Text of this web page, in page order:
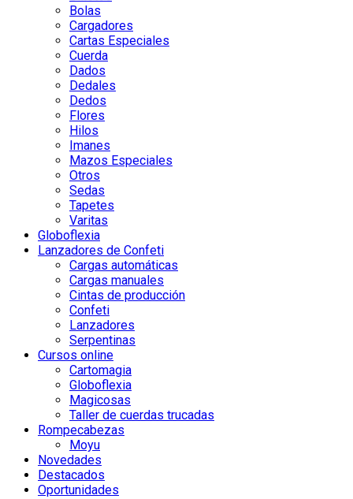
Bolas
Cargadores
Cartas Especiales
Cuerda
Dados
Dedales
Dedos
Flores
Hilos
Imanes
Mazos Especiales
Otros
Sedas
Tapetes
Varitas
Globoflexia
Lanzadores de Confeti
Cargas automáticas
Cargas manuales
Cintas de producción
Confeti
Lanzadores
Serpentinas
Cursos online
Cartomagia
Globoflexia
Magicosas
Taller de cuerdas trucadas
Rompecabezas
Moyu
Novedades
Destacados
Oportunidades